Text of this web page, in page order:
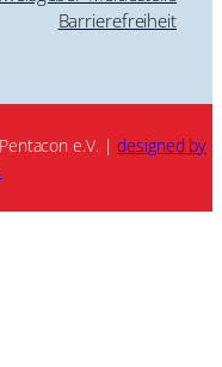
Barrierefreiheit
e.V. |designed by